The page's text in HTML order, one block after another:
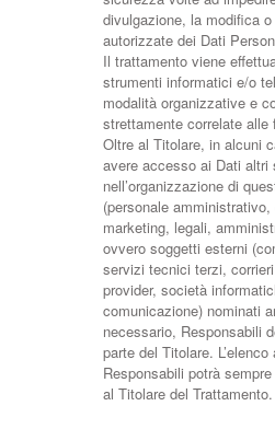
divulgazione, la modifica
autorizzate dei Dati
Il trattamento viene
strumenti informatici e/o
modalità organizzative e
strettamente correlate alle
Oltre al Titolare, in alcuni
avere accesso ai Dati altri
nell’organizzazione di
(personale
marketing, legali,
ovvero soggetti esterni
servizi tecnici terzi,
provider, società
comunicazione) nominati
necessario, Responsabili
parte del Titolare. L’elenco
Responsabili potrà
al Titolare del Trattamento.